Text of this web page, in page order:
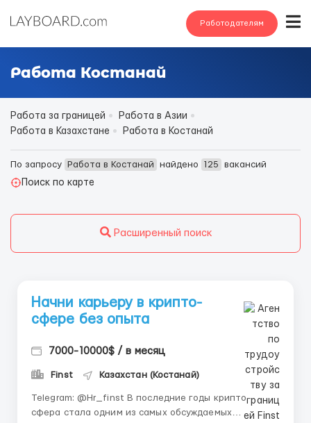
Работодателям
Работа Костанай
Работа за границей
Работа в Азии
Работа в Казахстане
Работа в Костанай
По запросу Работа в Костанай найдено 125
вакансий
Поиск по карте
Расширенный поиск
Начни карьеру в крипто-
сфере без опыта
7000-10000$ / в месяц
Finst Казахстан (Костанай)
Telegram: @Hr_finst В последние годы крипто-
сфера стала одним из самых обсуждаемых